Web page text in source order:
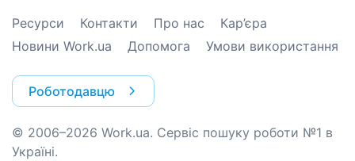
Ресурси Контакти Про нас
Кар’єра
Новини Work.ua
Допомога Умови використання
Роботодавцю
© 2006–2026 Work.ua. Сервіс пошуку роботи №1 в
Україні.